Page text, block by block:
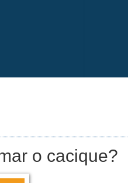
o cacique?